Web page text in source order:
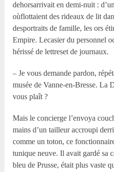
dehorsarrivait en demi-nuit :
oùflottaient des rideaux de lit
desportraits de famille, les ors
Empire. Lecasier du personnel
hérissé de lettreset de journaux.
– Je vous demande pardon,
musée de Vanne-en-Bresse. La
vous plaît ?
Mais le concierge l’envoya
mains d’un tailleur accroupi
comme un toton, ce
tunique neuve. Il avait gardé sa
bleu de Prusse, était plus vaste